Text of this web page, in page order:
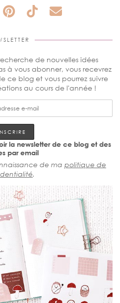
de nouvelles idées
à vous abonner, vous recevrez
ce blog et vous pourrez suivre
au cours de l'année !
la newsletter de ce blog et des
par email
de ma politique de
.